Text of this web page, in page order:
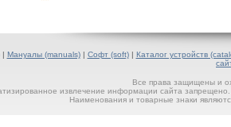
| Мануалы (manuals)| Софт (soft)| Каталог устройств
Все права защищены и
извлечение информации сайта
Наименования и товарные знаки